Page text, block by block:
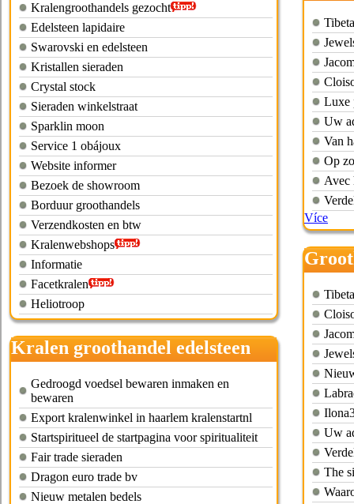
Kralengroothandels gezocht
Edelsteen lapidaire
Swarovski en edelsteen
Kristallen sieraden
Crystal stock
Sieraden winkelstraat
Sparklin moon
Service 1 obájoux
Website informer
Bezoek de showroom
Borduur groothandels
Verzendkosten en btw
Kralenwebshops
Informatie
Facetkralen
Heliotroop
Kralen groothandel edelsteen
Gedroogd voedsel bewaren inmaken en
bewaren
Export kralenwinkel in haarlem kralenstartnl
Startspiritueel de startpagina voor spiritualiteit
Fair trade sieraden
Dragon euro trade bv
Nieuw metalen bedels
Luxe
Uw
Van
Op
Avec
Více
Uw
The